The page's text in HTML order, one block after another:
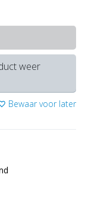
weer
Bewaar voor later